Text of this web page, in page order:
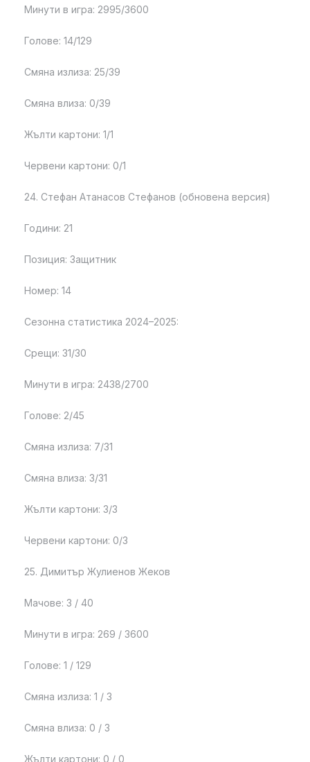
Минути в игра: 2995/3600
Голове: 14/129
Смяна излиза: 25/39
Смяна влиза: 0/39
Жълти картони: 1/1
Червени картони: 0/1
24. Стефан Атанасов Стефанов (обновена версия)
Години: 21
Позиция: Защитник
Номер: 14
Сезонна статистика 2024–2025:
Срещи: 31/30
Минути в игра: 2438/2700
Голове: 2/45
Смяна излиза: 7/31
Смяна влиза: 3/31
Жълти картони: 3/3
Червени картони: 0/3
25. Димитър Жулиенов Жеков
Мачове: 3 / 40
Минути в игра: 269 / 3600
Голове: 1 / 129
Смяна излиза: 1 / 3
Смяна влиза: 0 / 3
Жълти картони: 0 / 0